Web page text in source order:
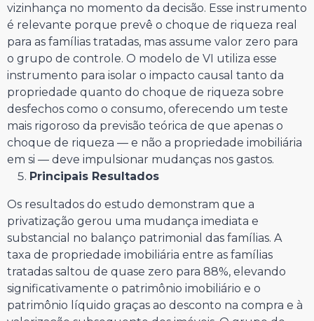
vizinhança no momento da decisão. Esse instrumento
é relevante porque prevê o choque de riqueza real
para as famílias tratadas, mas assume valor zero para
o grupo de controle. O modelo de VI utiliza esse
instrumento para isolar o impacto causal tanto da
propriedade quanto do choque de riqueza sobre
desfechos como o consumo, oferecendo um teste
mais rigoroso da previsão teórica de que apenas o
choque de riqueza — e não a propriedade imobiliária
em si — deve impulsionar mudanças nos gastos.
Principais Resultados
Os resultados do estudo demonstram que a
privatização gerou uma mudança imediata e
substancial no balanço patrimonial das famílias. A
taxa de propriedade imobiliária entre as famílias
tratadas saltou de quase zero para 88%, elevando
significativamente o patrimônio imobiliário e o
patrimônio líquido graças ao desconto na compra e à